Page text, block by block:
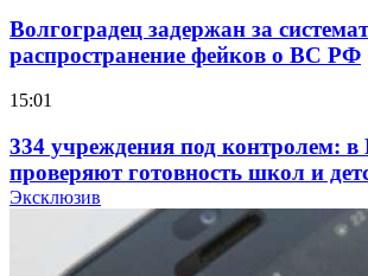
Волгоградец задержан за
распространение фейков о ВС РФ
15:01
334 учреждения под контролем: в
проверяют готовность школ и
учебному году
Эксклюзив